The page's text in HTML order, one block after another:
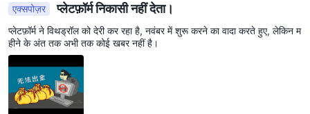
एक्सपोज़र प्लेटफ़ॉर्म निकासी नहीं देता।
प्लेटफ़ॉर्म ने विथड्रॉल को देरी कर रहा है, नवंबर में शुरू करने का वादा करते हुए, लेकिन म
हीने के अंत तक अभी तक कोई खबर नहीं है।